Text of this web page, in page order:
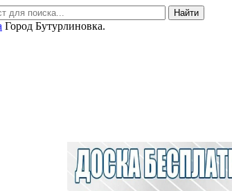
Найти
Город Бутурлиновка.